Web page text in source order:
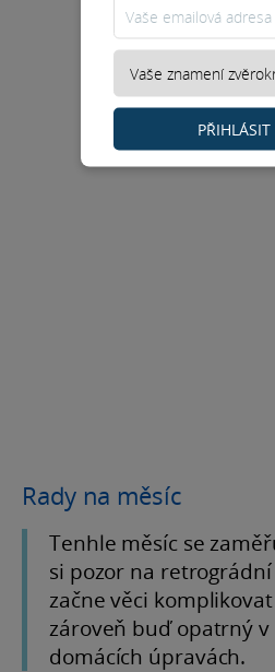
Rady na měsíc
Tenhle měsíc se
si pozor na
začne věci
zároveň buď opatrný
domácích úpravách.
PŘIHLÁSIT